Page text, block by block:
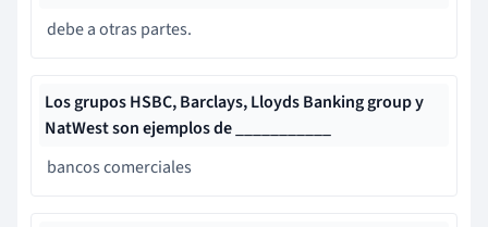
debe a otras partes.
Los grupos HSBC, Barclays, Lloyds Banking group y
NatWest son ejemplos de ___________
bancos comerciales